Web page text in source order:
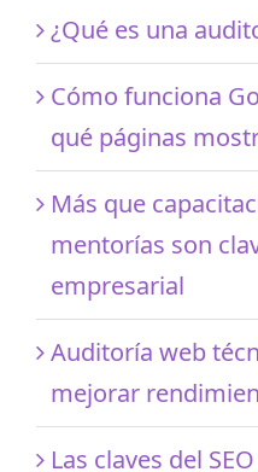
¿Qué es una
Cómo funciona
qué páginas
Más que
mentorías son
empresarial
Auditoría web
mejorar
Las claves del